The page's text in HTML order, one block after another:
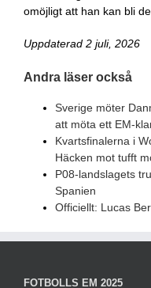
omöjligt att han kan bli
Uppdaterad 2 juli, 2026
Andra läser också
Sverige möter
att möta ett EM-
Kvartsfinalerna i
Häcken mot tufft
P08-landslagets
Spanien
Officiellt: Lucas
FOTBOLLS EM 2025